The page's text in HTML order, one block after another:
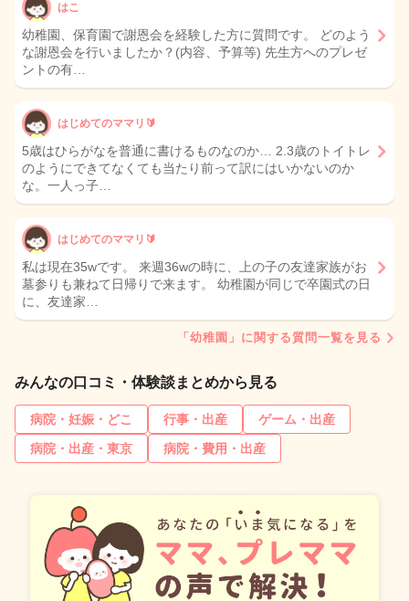
はこ
幼稚園、保育園で謝恩会を経験した方に質問です。 どのよう
な謝恩会を行いましたか？(内容、予算等) 先生方へのプレゼ
ントの有…
はじめてのママリ🔰
5歳はひらがなを普通に書けるものなのか… 2.3歳のトイトレ
のようにできてなくても当たり前って訳にはいかないのか
な。一人っ子…
はじめてのママリ🔰
私は現在35wです。 来週36wの時に、上の子の友達家族がお
墓参りも兼ねて日帰りで来ます。 幼稚園が同じで卒園式の日
に、友達家…
「幼稚園」に関する質問一覧を見る
みんなの口コミ・体験談まとめから見る
病院・妊娠・どこ 行事・出産
ゲーム・出産
病院・出産・東京
病院・費用・出産